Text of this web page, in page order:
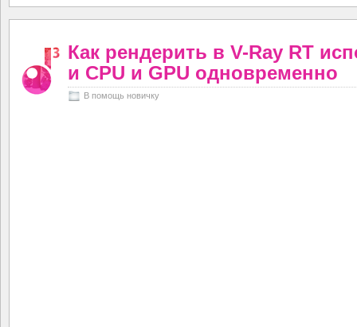
Как рендерить в V-Ray RT
и CPU и GPU одновременно
В помощь новичку